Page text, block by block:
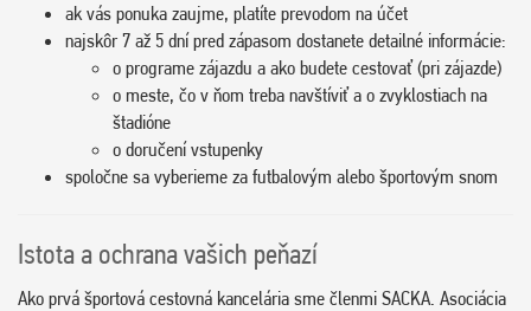
ak vás ponuka zaujme, platíte prevodom na účet
najskôr 7 až 5 dní pred zápasom dostanete detailné informácie:
o programe zájazdu a ako budete cestovať (pri zájazde)
o meste, čo v ňom treba navštíviť a o zvyklostiach na
štadióne
o doručení vstupenky
spoločne sa vyberieme za futbalovým alebo športovým snom
Istota a ochrana vašich peňazí
Ako prvá športová cestovná kancelária sme členmi SACKA. Asociácia